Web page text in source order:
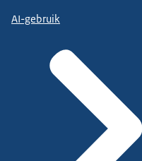
AI-gebruik